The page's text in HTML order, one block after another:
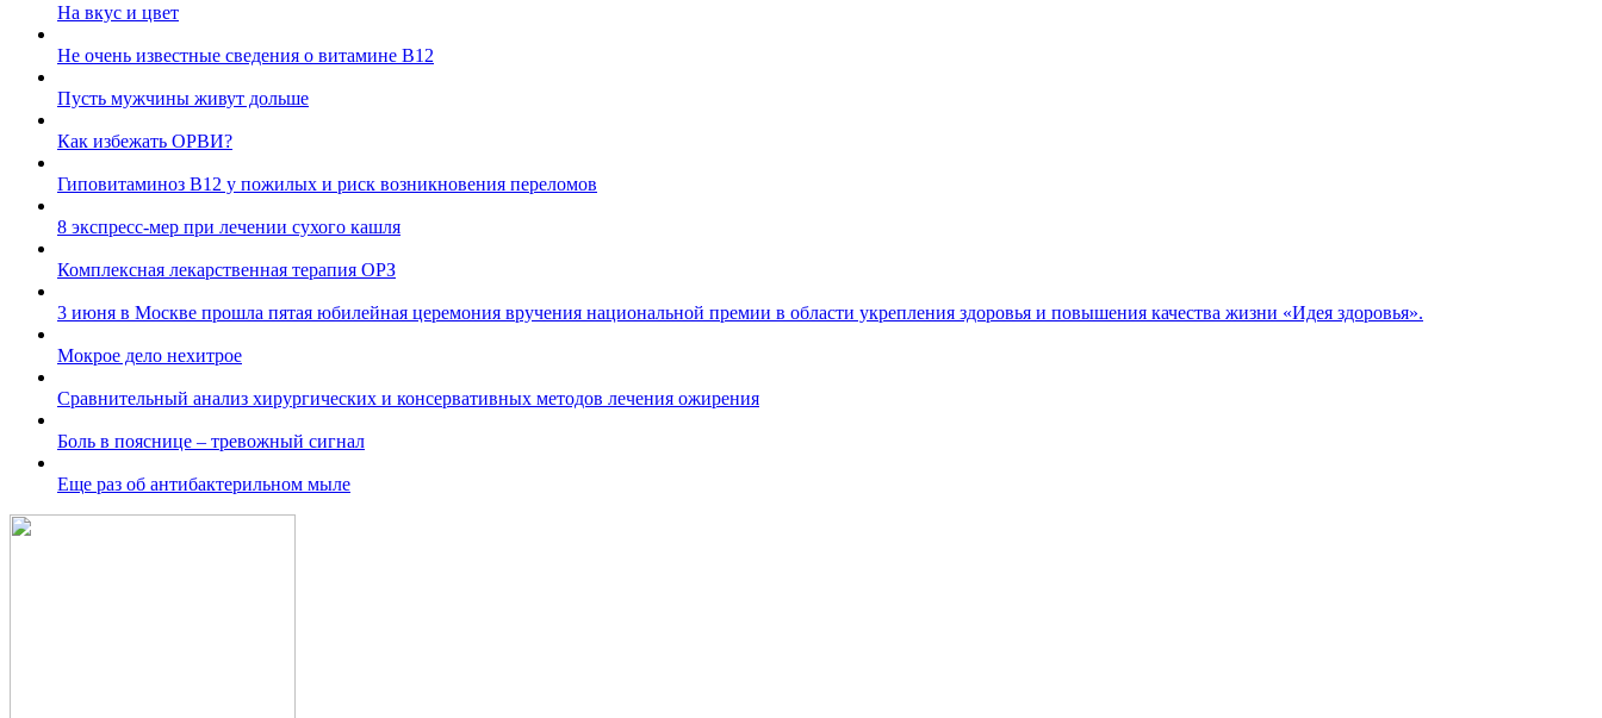
На вкус и цвет
Не очень известные сведения о витамине В12
Пусть мужчины живут дольше
Как избежать ОРВИ?
Гиповитаминоз В12 у пожилых и риск возникновения переломов
8 экспресс-мер при лечении сухого кашля
Комплексная лекарственная терапия ОРЗ
3 июня в Москве прошла пятая юбилейная церемония вручения национальной премии в области укрепления здоровья и повышения качества жизни «Идея здоровья».
Мокрое дело нехитрое
Сравнительный анализ хирургических и консервативных методов лечения ожирения
Боль в пояснице – тревожный сигнал
Еще раз об антибактерильном мыле